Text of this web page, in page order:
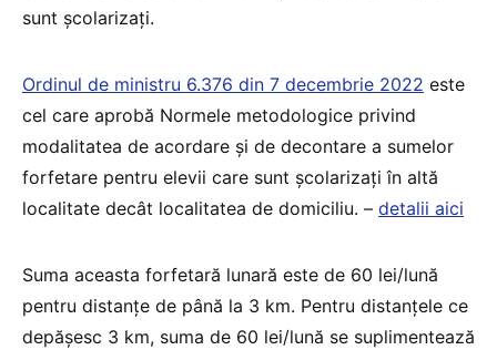
sunt școlarizați.
Ordinul de ministru 6.376 din 7 decembrie 2022 este
cel care aprobă Normele metodologice privind
modalitatea de acordare și de decontare a sumelor
forfetare pentru elevii care sunt școlarizați în altă
localitate decât localitatea de domiciliu. – detalii aici
Suma aceasta forfetară lunară este de 60 lei/lună
pentru distanţe de până la 3 km. Pentru distanţele ce
depăşesc 3 km, suma de 60 lei/lună se suplimentează